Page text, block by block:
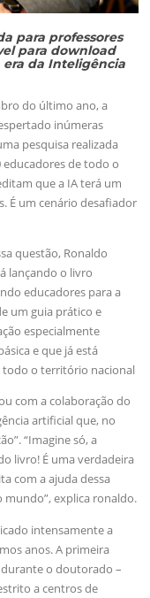
para professores
para download
da Inteligência
do último ano, a
inúmeras
pesquisa realizada
educadores de todo o
que a IA terá um
É um cenário desafiador
questão, Ronaldo
lançando o livro
educadores para a
um guia prático e
especialmente
e que já está
o território nacional
com a colaboração do
artificial que, no
“Imagine só, a
livro! É uma verdadeira
com a ajuda dessa
explica ronaldo.
intensamente a
anos. A primeira
o doutorado –
a centros de